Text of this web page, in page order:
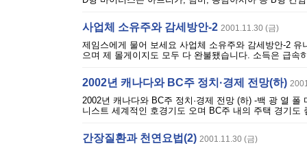
사업체 소유주와 감세방안-2 2001.11.30 (금)
제임스에게 물어 보세요 사업체 소유주와 감세방안-2
으며 제 몰게이지도 모두 다 완불됐습니다. 소득은 급
2002년 캐나다와 BC주 정치·경제 전망(하)
2002년 캐나다와 BC주 정치·경제 전망 (하) -백 광 열
니스트 세계적인 호경기도 오며 BC주 내의 주택 경기
간장질환과 천연요법(2) 2001.11.30 (금)